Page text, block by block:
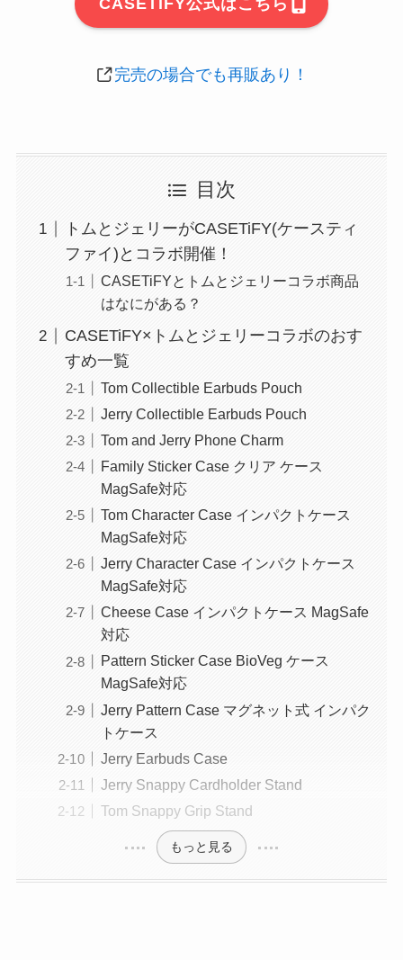
CASETiFY公式はこちら
完売の場合でも再販あり！
目次
トムとジェリーがCASETiFY(ケースティ
ファイ)とコラボ開催！
CASETiFYとトムとジェリーコラボ商品
はなにがある？
CASETiFY×トムとジェリーコラボのおす
すめ一覧
Tom Collectible Earbuds Pouch
Jerry Collectible Earbuds Pouch
Tom and Jerry Phone Charm
Family Sticker Case クリア ケース
MagSafe対応
Tom Character Case インパクトケース
MagSafe対応
Jerry Character Case インパクトケース
MagSafe対応
Cheese Case インパクトケース MagSafe
対応
Pattern Sticker Case BioVeg ケース
MagSafe対応
Jerry Pattern Case マグネット式 インパク
トケース
Jerry Earbuds Case
Jerry Snappy Cardholder Stand
Tom Snappy Grip Stand
もっと見る